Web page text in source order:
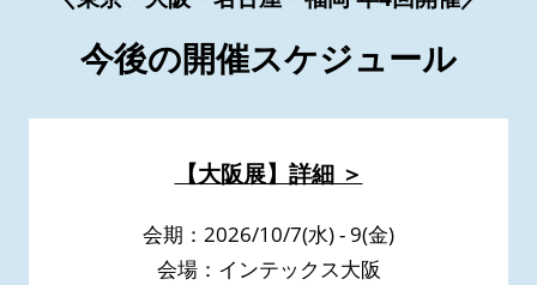
今後の開催スケジュール
【大阪展】詳細 ＞
会期：2026/10/7(水) - 9(金)
会場：インテックス大阪